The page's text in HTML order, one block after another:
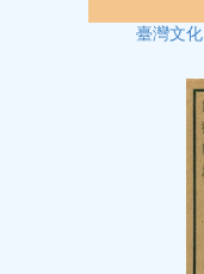
臺灣文化